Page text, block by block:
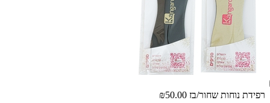
רפידת נוחות שחור/בז ₪50.00